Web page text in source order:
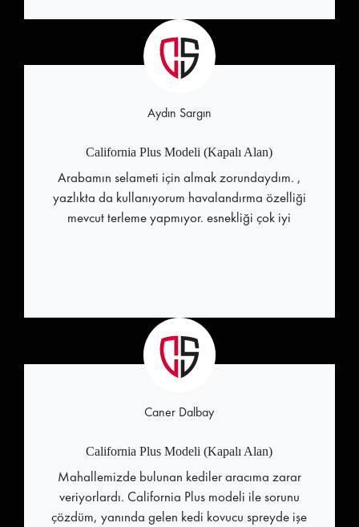
Aydın Sargın
California Plus Modeli (Kapalı Alan)
Arabamın selameti için almak zorundaydım. ,
yazlıkta da kullanıyorum havalandırma özelliği
mevcut terleme yapmıyor. esnekliği çok iyi
Caner Dalbay
California Plus Modeli (Kapalı Alan)
Mahallemizde bulunan kediler aracıma zarar
veriyorlardı. California Plus modeli ile sorunu
çözdüm, yanında gelen kedi kovucu spreyde işe